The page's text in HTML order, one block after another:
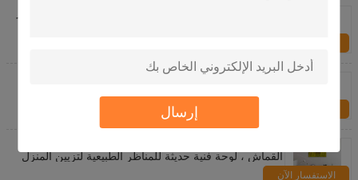
إرسال
لوحة زيتية مخصصة يدويًا من الصورة أفضل هدية شخصية
القماش ، لوحة فنية حديثة للمناظر الطبيعية لتزيين المنزل
الاستفسار الآن